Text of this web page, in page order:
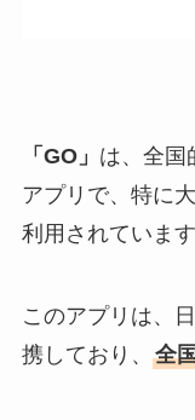
「GO」 は、全国
アプリで、特に
利用されています
このアプリは、
携しており、 全